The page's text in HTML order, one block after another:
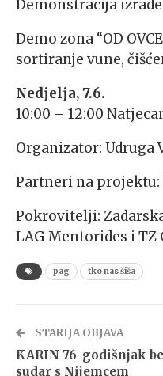
Demonstracija
Demo zona “OD
sortiranje vune,
Nedjelja, 7.6.
10:00 – 12:00
Organizator: Udruga
Partneri na projektu:
Pokrovitelji:
LAG Mentorides i TZ
pag tko nas šiša
STARIJA OBJAVA
KARIN 76-godišnjak
sudar s Nijemcem